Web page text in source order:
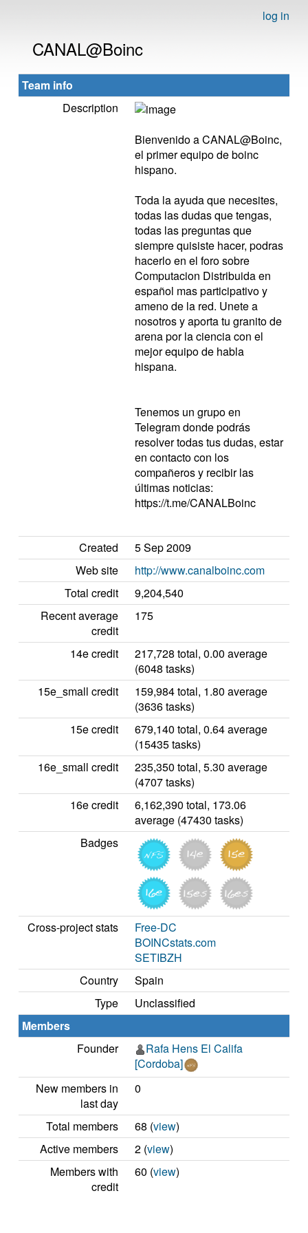
log in
CANAL@Boinc
Team info
Description
Bienvenido a CANAL@Boinc,
el primer equipo de boinc
hispano.
Toda la ayuda que necesites,
todas las dudas que tengas,
todas las preguntas que
siempre quisiste hacer, podras
hacerlo en el foro sobre
Computacion Distribuida en
español mas participativo y
ameno de la red. Unete a
nosotros y aporta tu granito de
arena por la ciencia con el
mejor equipo de habla
hispana.
Tenemos un grupo en
Telegram donde podrás
resolver todas tus dudas, estar
en contacto con los
compañeros y recibir las
últimas noticias:
https://t.me/CANALBoinc
Created
5 Sep 2009
Web site
http://www.canalboinc.com
Total credit
9,204,540
Recent average
credit
175
14e credit
217,728 total, 0.00 average
(6048 tasks)
15e_small credit
159,984 total, 1.80 average
(3636 tasks)
15e credit
679,140 total, 0.64 average
(15435 tasks)
16e_small credit
235,350 total, 5.30 average
(4707 tasks)
16e credit
6,162,390 total, 173.06
average (47430 tasks)
Badges
Cross-project stats
Free-DC
BOINCstats.com
SETIBZH
Country
Spain
Type
Unclassified
Members
Founder
Rafa Hens El Califa
[Cordoba]
New members in
last day
0
Total members 68 (view)
Active members
2 (view)
Members with
credit
60 (view)